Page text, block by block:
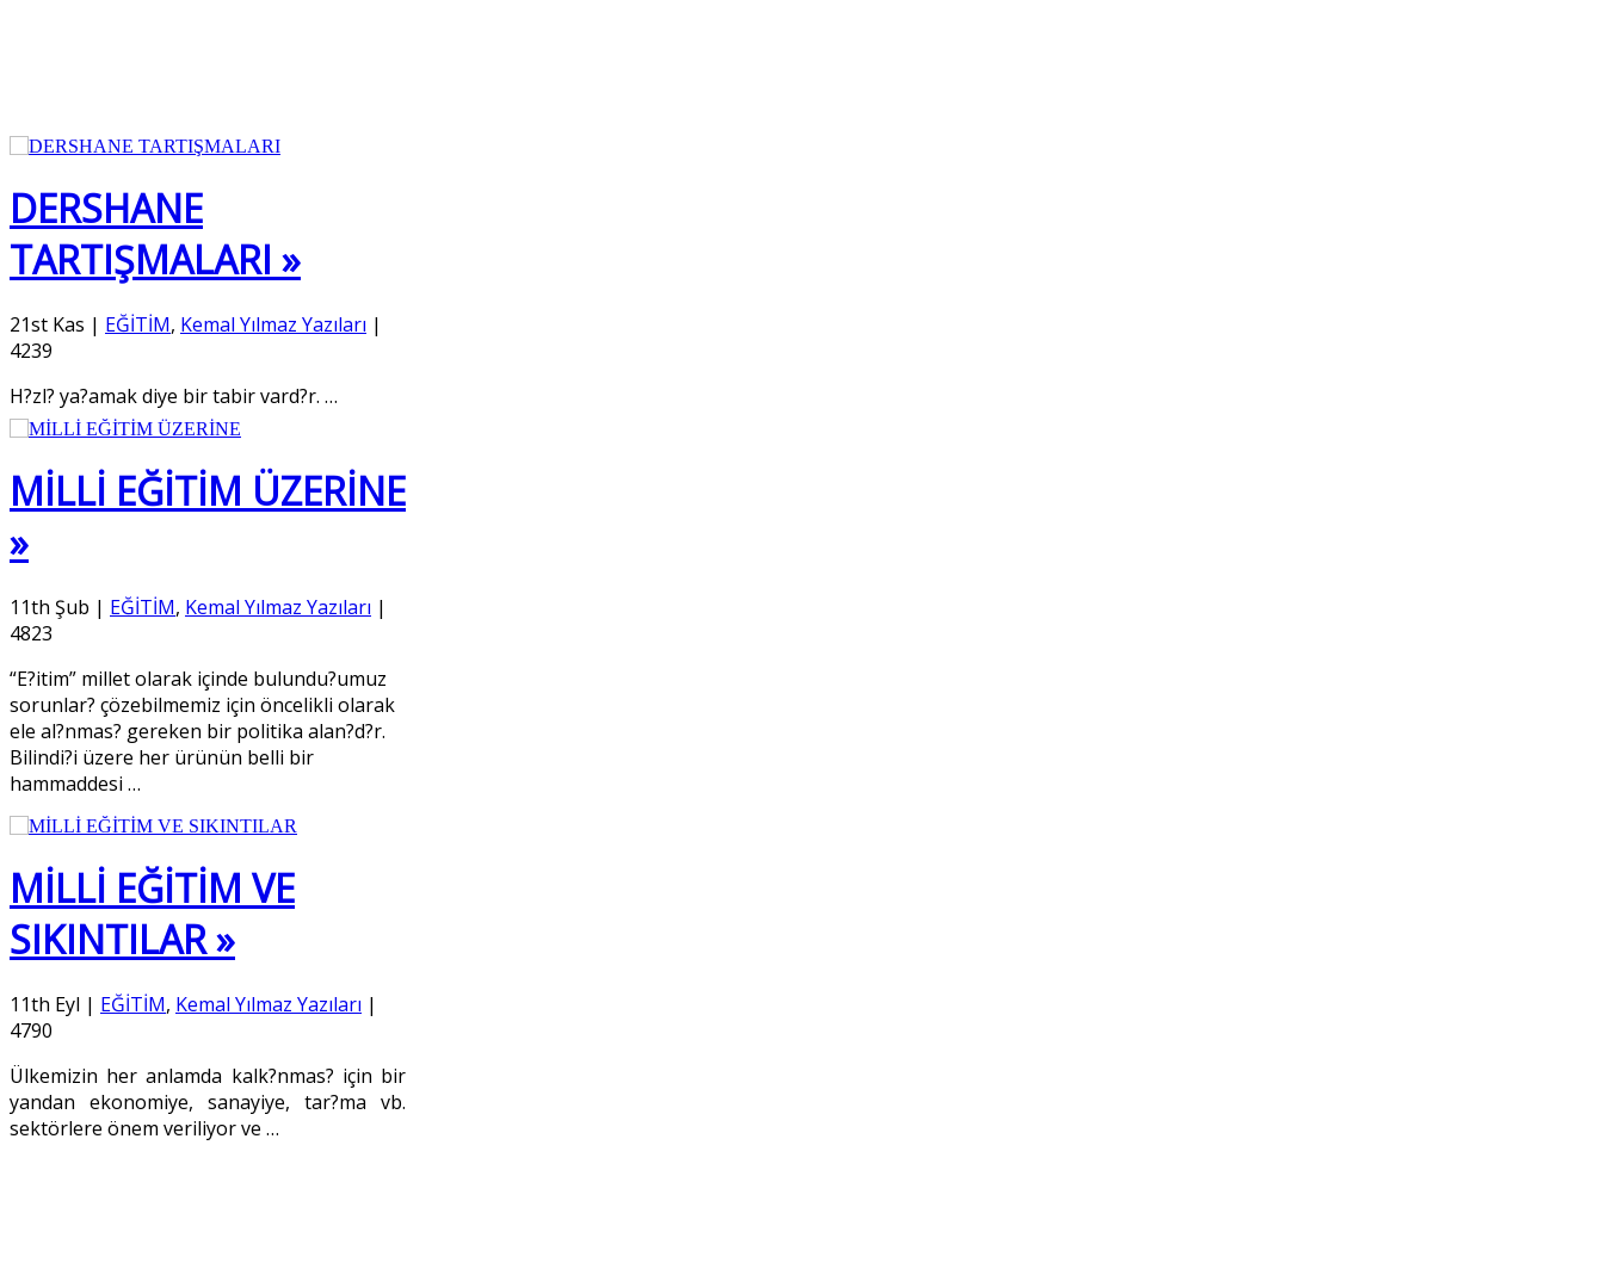
DERSHANE
TARTIŞMALARI »
21st Kas | EĞİTİM, Kemal Yılmaz Yazıları |
4239
H?zl? ya?amak diye bir tabir vard?r. …
MİLLİ EĞİTİM ÜZERİNE
»
11th Şub | EĞİTİM, Kemal Yılmaz Yazıları |
4823
“E?itim” millet olarak içinde bulundu?umuz
sorunlar? çözebilmemiz için öncelikli olarak
ele al?nmas? gereken bir politika alan?d?r.
Bilindi?i üzere her ürünün belli bir
hammaddesi …
MİLLİ EĞİTİM VE
SIKINTILAR »
11th Eyl | EĞİTİM, Kemal Yılmaz Yazıları |
4790
Ülkemizin her anlamda kalk?nmas? için bir
yandan ekonomiye, sanayiye, tar?ma vb.
sektörlere önem veriliyor ve …